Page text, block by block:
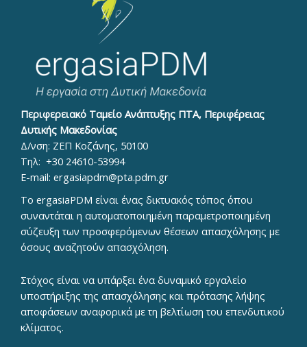
Περιφερειακό Ταμείο Ανάπτυξης ΠΤΑ, Περιφέρειας
Δυτικής Μακεδονίας
Δ/νση: ΖΕΠ Κοζάνης, 50100
Τηλ: +30 24610-53994
E-mail: ergasiapdm@pta.pdm.gr
To ergasiaPDM είναι ένας δικτυακός τόπος όπου
συναντάται η αυτοματοποιημένη παραμετροποιημένη
σύζευξη των προσφερόμενων θέσεων απασχόλησης με
όσους αναζητούν απασχόληση.
Στόχος είναι να υπάρξει ένα δυναμικό εργαλείο
υποστήριξης της απασχόλησης και πρότασης λήψης
αποφάσεων αναφορικά με τη βελτίωση του επενδυτικού
κλίματος.